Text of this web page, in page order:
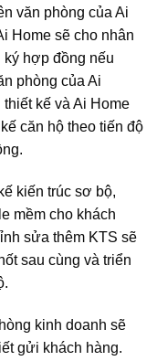
văn phòng của Ai
Home sẽ cho nhân
ký hợp đồng nếu
phòng của Ai
kế và Ai Home
căn hộ theo tiến độ
kiến trúc sơ bộ,
mềm cho khách
sửa thêm KTS sẽ
sau cùng và triển
kinh doanh sẽ
gửi khách hàng.